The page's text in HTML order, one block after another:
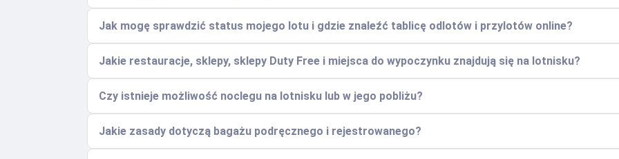
Jak mogę sprawdzić status mojego lotu i gdzie znaleźć tablicę odlotów i przylotów online?
Jakie restauracje, sklepy, sklepy Duty Free i miejsca do wypoczynku znajdują się na lotnisku?
Czy istnieje możliwość noclegu na lotnisku lub w jego pobliżu?
Jakie zasady dotyczą bagażu podręcznego i rejestrowanego?